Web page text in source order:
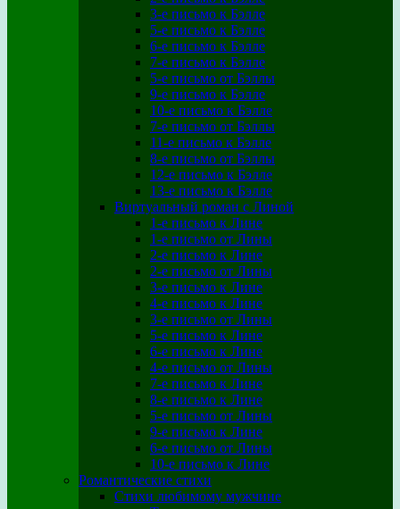
3-е письмо к Бэлле
5-е письмо к Бэлле
6-е письмо к Бэлле
7-е письмо к Бэлле
5-е письмо от Бэллы
9-е письмо к Бэлле
10-е письмо к Бэлле
7-е письмо от Бэллы
11-е письмо к Бэлле
8-е письмо от Бэллы
12-е письмо к Бэлле
13-е письмо к Бэлле
Виртуальный роман с Линой
1-е письмо к Лине
1-е письмо от Лины
2-е письмо к Лине
2-е письмо от Лины
3-е письмо к Лине
4-е письмо к Лине
3-е письмо от Лины
5-е письмо к Лине
6-е письмо к Лине
4-е письмо от Лины
7-е письмо к Лине
8-е письмо к Лине
5-е письмо от Лины
9-е письмо к Лине
6-е письмо от Лины
10-е письмо к Лине
Романтические стихи
Стихи любимому мужчине